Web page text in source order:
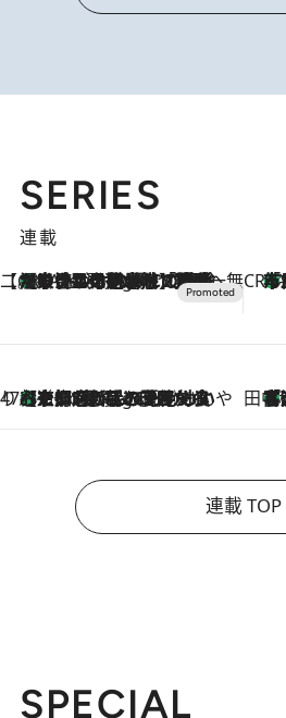
SERIES
連載
【CREA×星野リゾート】唯一無二。癒しと発見が待つ場所へ
5 Hours Ago
【トンボの足水浴】ヒノキの香りに包まれて涼感マックス！約13℃の湧水かけ流しを避暑地「星野温泉 トンボの湯」で体験 「立川に
47都道府県の手みやげ ひんやりスイーツで夏を満喫
7 Hours Ago
【京都府】この夏絶対食べたい 冷やしておいしいおやつ3選 ひと口目から心を掴む新緑のテリーヌ 田中
「湘南乃風に憧れて」
連載 TOP
SPECIAL